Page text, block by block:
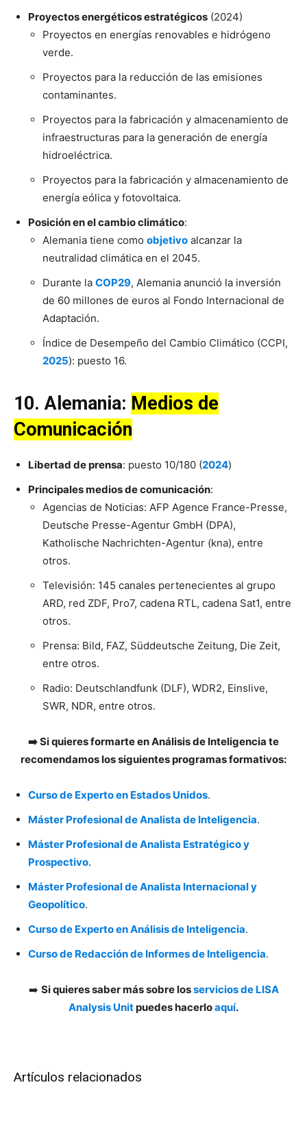
Proyectos energéticos estratégicos (2024)
Proyectos en energías renovables e hidrógeno
verde.
Proyectos para la reducción de las emisiones
contaminantes.
Proyectos para la fabricación y almacenamiento de
infraestructuras para la generación de energía
hidroeléctrica.
Proyectos para la fabricación y almacenamiento de
energía eólica y fotovoltaica.
Posición en el cambio climático:
Alemania tiene como objetivo alcanzar la
neutralidad climática en el 2045.
Durante la COP29, Alemania anunció la inversión
de 60 millones de euros al Fondo Internacional de
Adaptación.
Índice de Desempeño del Cambio Climático (CCPI,
2025): puesto 16.
10.Alemania: Medios de
Comunicación
Libertad de prensa: puesto 10/180 (2024)
Principales medios de comunicación:
Agencias de Noticias: AFP Agence France-Presse,
Deutsche Presse-Agentur GmbH (DPA),
Katholische Nachrichten-Agentur (kna), entre
otros.
Televisión: 145 canales pertenecientes al grupo
ARD, red ZDF, Pro7, cadena RTL, cadena Sat1, entre
otros.
Prensa: Bild, FAZ, Süddeutsche Zeitung, Die Zeit,
entre otros.
Radio: Deutschlandfunk (DLF), WDR2, Einslive,
SWR, NDR, entre otros.
➡️ Si quieres formarte en Análisis de Inteligencia te
recomendamos los siguientes programas formativos:
Curso de Experto en Estados Unidos.
Máster Profesional de Analista de Inteligencia.
Máster Profesional de Analista Estratégico y
Prospectivo.
Máster Profesional de Analista Internacional y
Geopolítico.
Curso de Experto en Análisis de Inteligencia.
Curso de Redacción de Informes de Inteligencia.
➡️ Si quieres saber más sobre losservicios de LISA
Analysis Unitpuedes hacerloaquí.
Artículos relacionados